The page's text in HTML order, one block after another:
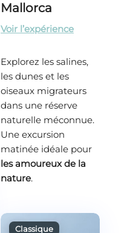
Mallorca
Voir l’expérience
Explorez les salines,
les dunes et les
oiseaux migrateurs
dans une réserve
naturelle méconnue.
Une excursion
matinée idéale pour
les amoureux de la
nature.